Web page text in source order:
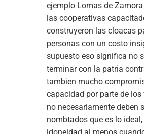
ejemplo Lomas de
las cooperativas
construyeron las cloacas
personas con un costo
supuesto eso significa no
terminar con la patria
tambien mucho
capacidad por parte de
no necesariamente deben
nombtados que es lo